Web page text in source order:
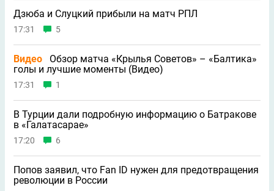
Дзюба и Слуцкий прибыли на матч РПЛ
17:31 5
Видео
Обзор матча «Крылья Советов» – «Балтика»
голы и лучшие моменты (Видео)
17:31 1
В Турции дали подробную информацию о Батракове
в «Галатасарае»
17:20 6
Попов заявил, что Fan ID нужен для предотвращения
революции в России